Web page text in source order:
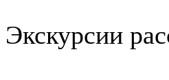
Экскурсии